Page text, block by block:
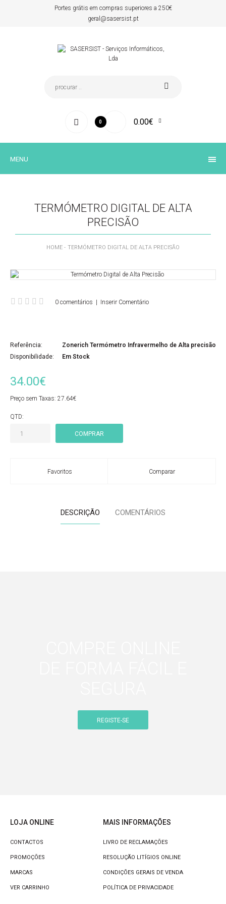
Portes grátis em compras superiores a 250€
geral@sasersist.pt
0 0.00€
MENU
TERMÓMETRO DIGITAL DE ALTA
PRECISÃO
HOME TERMÓMETRO DIGITAL DE ALTA PRECISÃO
0 comentários Inserir Comentário
Referência:
Zonerich Termómetro Infravermelho de Alta precisão
Disponibilidade:
Em Stock
34.00€
Preço sem Taxas: 27.64€
QTD:
Favoritos Comparar
DESCRIÇÃO COMENTÁRIOS
REGISTE-SE
LOJA ONLINE
CONTACTOS
PROMOÇÕES
MARCAS
VER CARRINHO
MAIS INFORMAÇÕES
LIVRO DE RECLAMAÇÕES
RESOLUÇÃO LITÍGIOS ONLINE
CONDIÇÕES GERAIS DE VENDA
POLÍTICA DE PRIVACIDADE